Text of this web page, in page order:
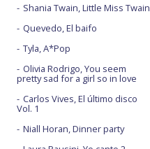
Shania Twain, Little Miss Twain
Quevedo, El baifo
Tyla, A*Pop
Olivia Rodrigo, You seem
pretty sad for a girl so in love
Carlos Vives, El último disco
Vol. 1
Niall Horan, Dinner party